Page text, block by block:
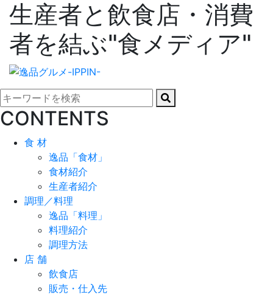
生産者と飲食店・消費
者を結ぶ"食メディア"
CONTENTS
食 材
逸品「食材」
食材紹介
生産者紹介
調理／料理
逸品「料理」
料理紹介
調理方法
店 舗
飲食店
販売・仕入先